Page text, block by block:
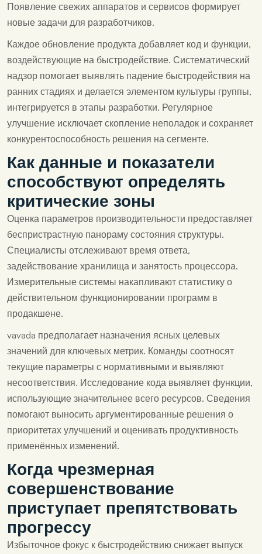
Появление свежих аппаратов и сервисов формирует
новые задачи для разработчиков.
Каждое обновление продукта добавляет код и функции,
воздействующие на быстродействие. Систематический
надзор помогает выявлять падение быстродействия на
ранних стадиях и делается элементом культуры группы,
интегрируется в этапы разработки. Регулярное
улучшение исключает скопление неполадок и сохраняет
конкурентоспособность решения на сегменте.
Как данные и показатели
способствуют определять
критические зоны
Оценка параметров производительности предоставляет
беспристрастную панораму состояния структуры.
Специалисты отслеживают время ответа,
задействование хранилища и занятость процессора.
Измерительные системы накапливают статистику о
действительном функционировании программ в
продакшене.
vavada предполагает назначения ясных целевых
значений для ключевых метрик. Команды соотносят
текущие параметры с нормативными и выявляют
несоответствия. Исследование кода выявляет функции,
использующие значительнее всего ресурсов. Сведения
помогают выносить аргументированные решения о
приоритетах улучшений и оценивать продуктивность
применённых изменений.
Когда чрезмерная
совершенствование
приступает препятствовать
прогрессу
Избыточное фокус к быстродействию снижает выпуск